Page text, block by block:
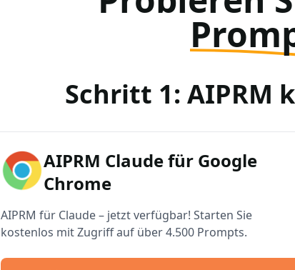
Schritt 1: AIPRM
AIPRM Claude für Google
Chrome
AIPRM für Claude – jetzt verfügbar! Starten Sie
kostenlos mit Zugriff auf über 4.500 Prompts.